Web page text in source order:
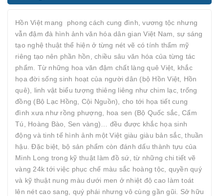
Hồn Việt mang phong cách cung đình, vương tộc nhưng
vẫn đậm đà hình ảnh văn hóa dân gian Việt Nam, sự sáng
tạo nghệ thuật thể hiện ở từng nét vẽ có tính thẩm mỹ
riêng tạo nên phần hồn, chiều sâu văn hóa của từng tác
phẩm. Từ những hoa văn đậm chất làng quê Việt, khắc
họa đời sống sinh hoạt của người dân (bộ Hồn Việt, Hồn
quê), linh vật biểu tượng thiêng liêng như chim lạc, trống
đồng (Bộ Lạc Hồng, Cội Nguồn), cho tới họa tiết cung
đình xưa như rồng phượng, hoa sen (Bộ Quốc sắc, Cẩm
Tú, Hoàng Bào, Sen vàng)… đều được khắc họa sinh
động và tinh tế hình ảnh một Việt giàu giàu bản sắc, thuần
hậu. Đặc biệt, bộ sản phẩm còn đánh dấu thành tựu của
Minh Long trong kỹ thuật làm đồ sứ, từ những chi tiết vẽ
vàng 24k tới việc phục chế màu sắc hoàng tộc, quyền quý
và kỹ thuật nung màu dưới men ở nhiệt độ cao làm toát
lên nét cao sang, quý phái nhưng vô cùng gần gũi. Sở hữu